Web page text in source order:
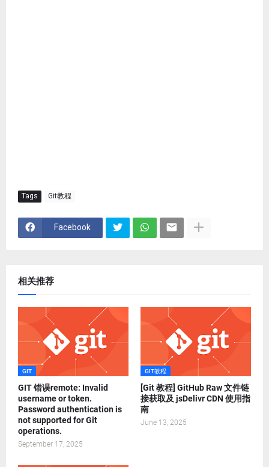
Tags Git教程
Facebook
相关推荐
GIT
GIT 错误remote: Invalid
username or token.
Password authentication is
not supported for Git
operations.
September 17, 2025
GIT教程
[Git 教程] GitHub Raw 文件链
接获取及 jsDelivr CDN 使用指
南
June 13, 2025